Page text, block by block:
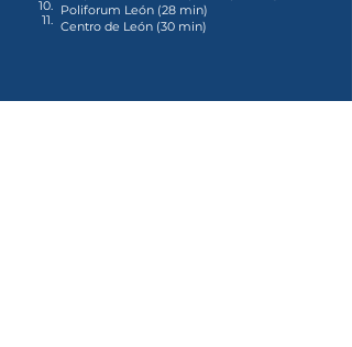
10.
11.
Poliforum León (28 min)
Centro de León (30 min)